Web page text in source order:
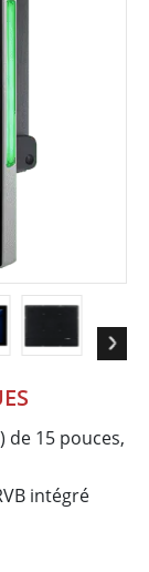
de 15 pouces,
intégré